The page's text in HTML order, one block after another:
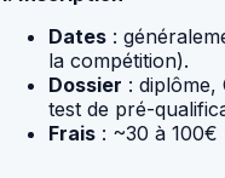
Dates :
la compétition).
Dossier : diplôme,
test de pré-
Frais : ~30 à